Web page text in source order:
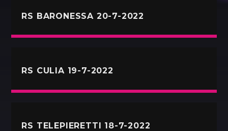
RS BARONESSA 20-7-2022
RS CULIA 19-7-2022
RS TELEPIERETTI 18-7-2022